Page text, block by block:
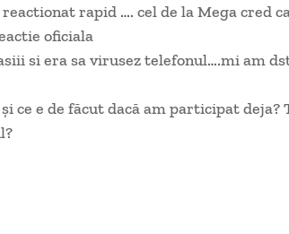
rapid …. cel de la Mega cred
oficiala
si era sa virusez telefonul….mi am
ce e de făcut dacă am participat deja?